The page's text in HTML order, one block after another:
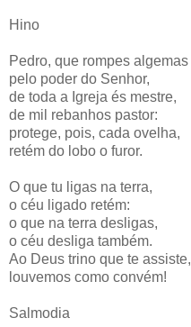
Hino
Pedro, que rompes algemas
pelo poder do Senhor,
de toda a Igreja és mestre,
de mil rebanhos pastor:
protege, pois, cada ovelha,
retém do lobo o furor.
O que tu ligas na terra,
o céu ligado retém:
o que na terra desligas,
o céu desliga também.
Ao Deus trino que te assiste,
louvemos como convém!
Salmodia